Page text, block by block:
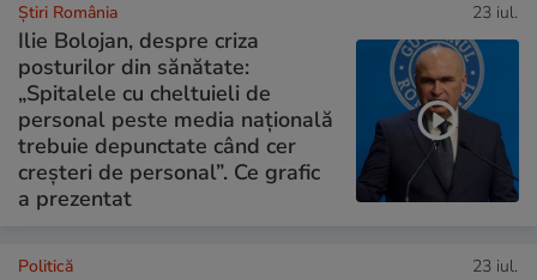
Știri România 23 iul.
Ilie Bolojan, despre criza
posturilor din sănătate:
„Spitalele cu cheltuieli de
personal peste media națională
trebuie depunctate când cer
creșteri de personal”. Ce grafic
a prezentat
Politică 23 iul.